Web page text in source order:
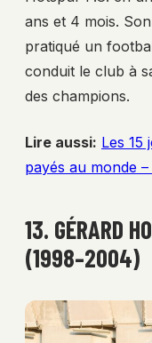
ans et 4 mois.
pratiqué un
conduit le club à
des champions.
Lire aussi: Les 15
payés au monde
13. GÉRARD
(1998–2004)